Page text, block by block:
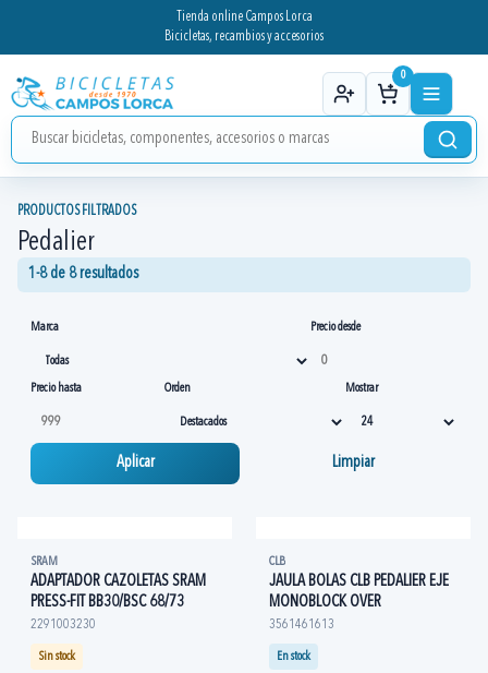
Tienda online Campos Lorca
Bicicletas, recambios y accesorios
0
PRODUCTOS FILTRADOS
Pedalier
1-8 de 8 resultados
Marca Precio desde
Precio hasta Orden Mostrar
Aplicar Limpiar
SRAM
ADAPTADOR CAZOLETAS SRAM
PRESS-FIT BB30/BSC 68/73
2291003230
Sin stock
CLB
JAULA BOLAS CLB PEDALIER EJE
MONOBLOCK OVER
3561461613
En stock